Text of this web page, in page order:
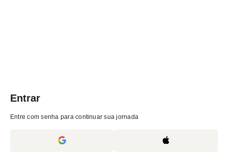
Entrar
Entre com senha para continuar sua jornada